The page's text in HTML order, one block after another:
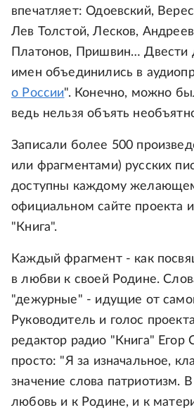
впечатляет: Одоевский,
Лев Толстой, Лесков,
Платонов, Пришвин… Двести
имен объединились в
о России". Конечно, можно
ведь нельзя объять
Записали более 500
или фрагментами) русских
доступны каждому
официальном сайте проекта
"Книга".
Каждый фрагмент - как
в любви к своей Родине.
"дежурные" - идущие от
Руководитель и голос
редактор радио "Книга" Егор
просто: "Я за изначальное,
значение слова патриотизм.
любовь и к Родине, и к